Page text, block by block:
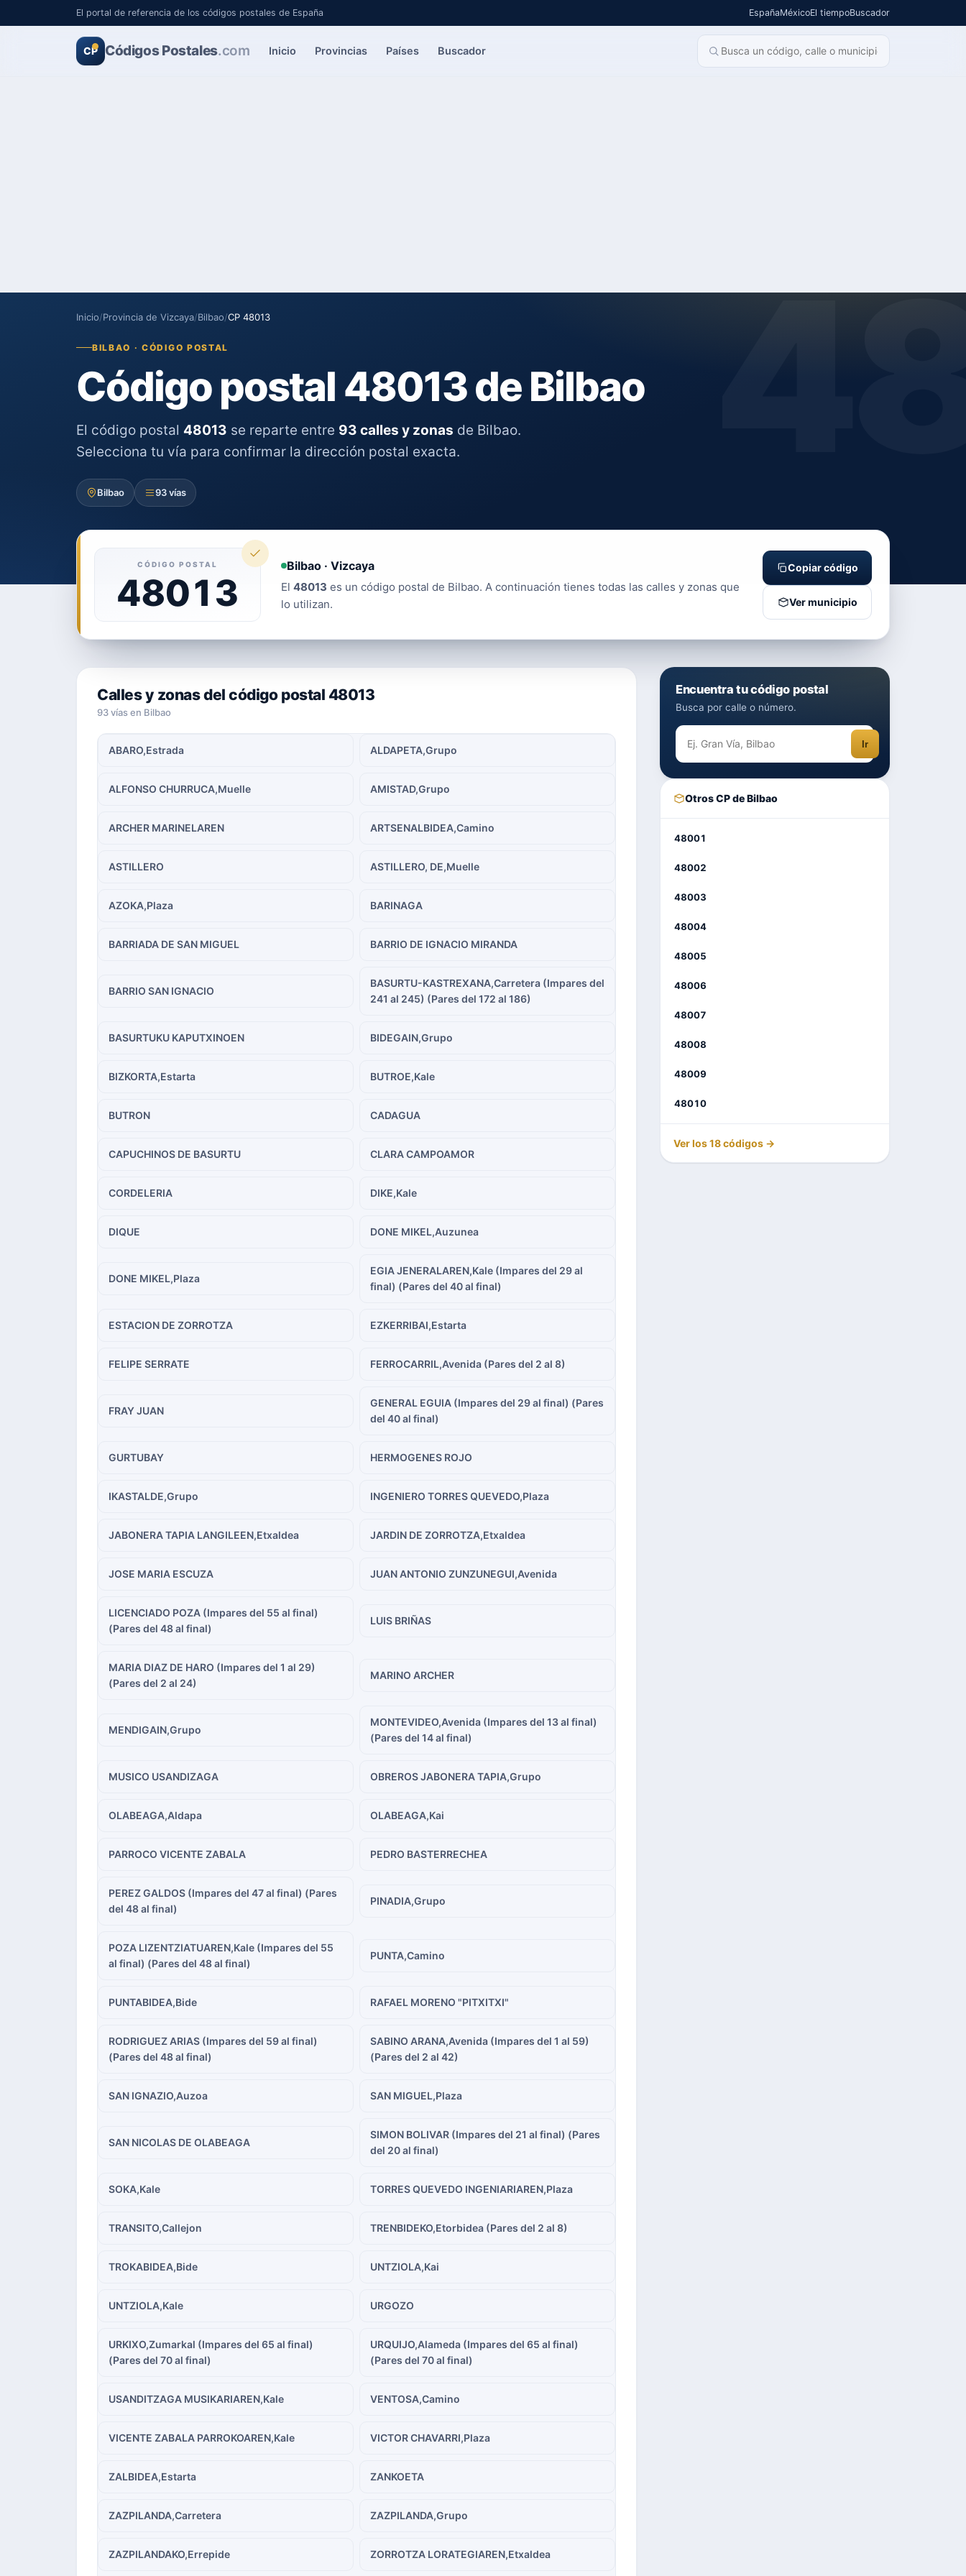
El portal de referencia de los códigos postales de España EspañaMéxicoEl tiempoBuscador
CP Códigos Postales.com Inicio Provincias Países Buscador
Inicio/Provincia de Vizcaya/Bilbao/CP 48013
BILBAO · CÓDIGO POSTAL
Código postal 48013 de Bilbao
El código postal 48013 se reparte entre 93 calles y zonas de Bilbao.
Selecciona tu vía para confirmar la dirección postal exacta.
Bilbao 93 vías
CÓDIGO POSTAL
48013
Bilbao · Vizcaya
El 48013 es un código postal de Bilbao. A continuación tienes todas las calles y zonas que
lo utilizan.
Copiar código
Ver municipio
Calles y zonas del código postal 48013
93 vías en Bilbao
ABARO,Estrada ALDAPETA,Grupo
ALFONSO CHURRUCA,Muelle AMISTAD,Grupo
ARCHER MARINELAREN ARTSENALBIDEA,Camino
ASTILLERO ASTILLERO, DE,Muelle
AZOKA,Plaza BARINAGA
BARRIADA DE SAN MIGUEL BARRIO DE IGNACIO MIRANDA
BARRIO SAN IGNACIO
BASURTU-KASTREXANA,Carretera (Impares del
241 al 245) (Pares del 172 al 186)
BASURTUKU KAPUTXINOEN BIDEGAIN,Grupo
BIZKORTA,Estarta BUTROE,Kale
BUTRON CADAGUA
CAPUCHINOS DE BASURTU CLARA CAMPOAMOR
CORDELERIA DIKE,Kale
DIQUE DONE MIKEL,Auzunea
DONE MIKEL,Plaza
EGIA JENERALAREN,Kale (Impares del 29 al
final) (Pares del 40 al final)
ESTACION DE ZORROTZA EZKERRIBAI,Estarta
FELIPE SERRATE FERROCARRIL,Avenida (Pares del 2 al 8)
FRAY JUAN
GENERAL EGUIA (Impares del 29 al final) (Pares
del 40 al final)
GURTUBAY HERMOGENES ROJO
IKASTALDE,Grupo INGENIERO TORRES QUEVEDO,Plaza
JABONERA TAPIA LANGILEEN,Etxaldea JARDIN DE ZORROTZA,Etxaldea
JOSE MARIA ESCUZA JUAN ANTONIO ZUNZUNEGUI,Avenida
LICENCIADO POZA (Impares del 55 al final)
(Pares del 48 al final)
LUIS BRIÑAS
MARIA DIAZ DE HARO (Impares del 1 al 29)
(Pares del 2 al 24)
MARINO ARCHER
MENDIGAIN,Grupo
MONTEVIDEO,Avenida (Impares del 13 al final)
(Pares del 14 al final)
MUSICO USANDIZAGA OBREROS JABONERA TAPIA,Grupo
OLABEAGA,Aldapa OLABEAGA,Kai
PARROCO VICENTE ZABALA PEDRO BASTERRECHEA
PEREZ GALDOS (Impares del 47 al final) (Pares
del 48 al final)
PINADIA,Grupo
POZA LIZENTZIATUAREN,Kale (Impares del 55
al final) (Pares del 48 al final)
PUNTA,Camino
PUNTABIDEA,Bide RAFAEL MORENO "PITXITXI"
RODRIGUEZ ARIAS (Impares del 59 al final)
(Pares del 48 al final)
SABINO ARANA,Avenida (Impares del 1 al 59)
(Pares del 2 al 42)
SAN IGNAZIO,Auzoa SAN MIGUEL,Plaza
SAN NICOLAS DE OLABEAGA
SIMON BOLIVAR (Impares del 21 al final) (Pares
del 20 al final)
SOKA,Kale TORRES QUEVEDO INGENIARIAREN,Plaza
TRANSITO,Callejon TRENBIDEKO,Etorbidea (Pares del 2 al 8)
TROKABIDEA,Bide UNTZIOLA,Kai
UNTZIOLA,Kale URGOZO
URKIXO,Zumarkal (Impares del 65 al final)
(Pares del 70 al final)
URQUIJO,Alameda (Impares del 65 al final)
(Pares del 70 al final)
USANDITZAGA MUSIKARIAREN,Kale VENTOSA,Camino
VICENTE ZABALA PARROKOAREN,Kale VICTOR CHAVARRI,Plaza
ZALBIDEA,Estarta ZANKOETA
ZAZPILANDA,Carretera ZAZPILANDA,Grupo
ZAZPILANDAKO,Errepide ZORROTZA LORATEGIAREN,Etxaldea
Encuentra tu código postal
Busca por calle o número.
Ir
Otros CP de Bilbao
48001
48002
48003
48004
48005
48006
48007
48008
48009
48010
Ver los 18 códigos →